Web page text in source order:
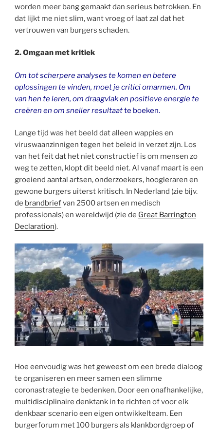
worden meer bang gemaakt dan serieus betrokken. En
dat lijkt me niet slim, want vroeg of laat zal dat het
vertrouwen van burgers schaden.
2. Omgaan met kritiek
Om tot scherpere analyses te komen en betere
oplossingen te vinden, moet je critici omarmen. Om
van hen te leren, om draagvlak en positieve energie te
creëren en om sneller resultaatte boeken.
Lange tijd was het beeld dat alleen wappies en
viruswaanzinnigen tegen het beleid in verzet zijn. Los
van het feit dat het niet constructief is om mensen zo
weg te zetten, klopt dit beeld niet. Al vanaf maart is een
groeiend aantal artsen, onderzoekers, hoogleraren en
gewone burgers uiterst kritisch. In Nederland (zie bijv.
de brandbriefvan 2500 artsen en medisch
professionals) en wereldwijd (zie de Great Barrington
Declaration).
Hoe eenvoudig was het geweest om een brede dialoog
te organiseren en meer samen een slimme
coronastrategie te bedenken. Door een onafhankelijke,
multidisciplinaire denktank in te richten of voor elk
denkbaar scenario een eigen ontwikkelteam. Een
burgerforum met 100 burgers als klankbordgroep of